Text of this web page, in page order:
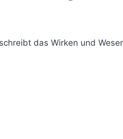
das Wirken und